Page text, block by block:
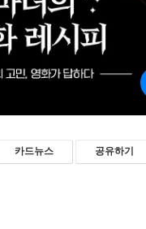
카드뉴스 공유하기